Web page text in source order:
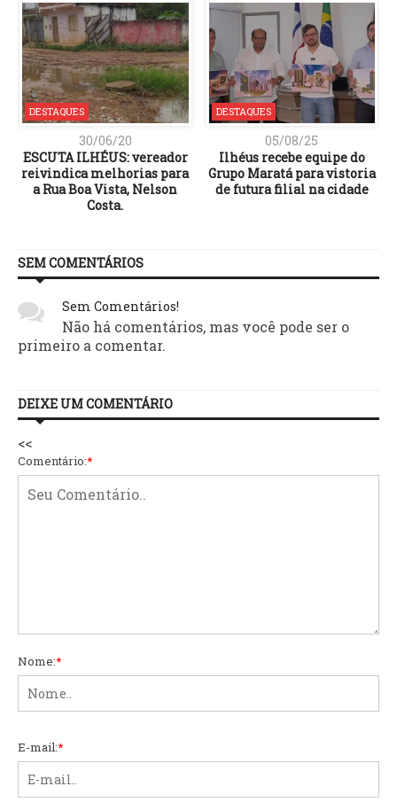
DESTAQUES
30/06/20
ESCUTA ILHÉUS: vereador
reivindica melhorias para
a Rua Boa Vista, Nelson
Costa.
DESTAQUES
05/08/25
Ilhéus recebe equipe do
Grupo Maratá para vistoria
de futura filial na cidade
SEM COMENTÁRIOS
Sem Comentários!
Não há comentários, mas você pode ser o
primeiro a comentar.
DEIXE UM COMENTÁRIO
<<
Comentário:*
Nome:*
E-mail:*